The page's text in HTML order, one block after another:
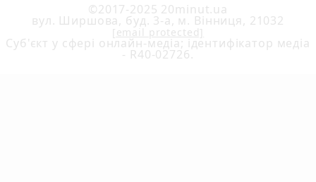
©2017-2025 20minut.ua
вул. Ширшова, буд. 3-а, м. Вінниця, 21032
[email protected]
Cуб'єкт у сфері онлайн-медіа; ідентифікатор медіа
- R40-02726.